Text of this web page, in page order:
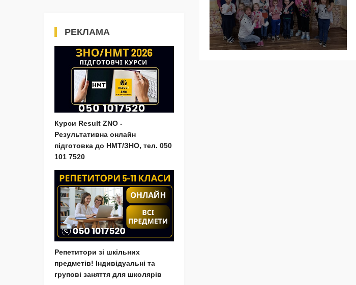
РЕКЛАМА
Курси Result ZNO -
Результативна онлайн
підготовка до НМТ/ЗНО, тел. 050
101 7520
Репетитори зі шкільних
предметів! Індивідуальні та
групові заняття для школярів